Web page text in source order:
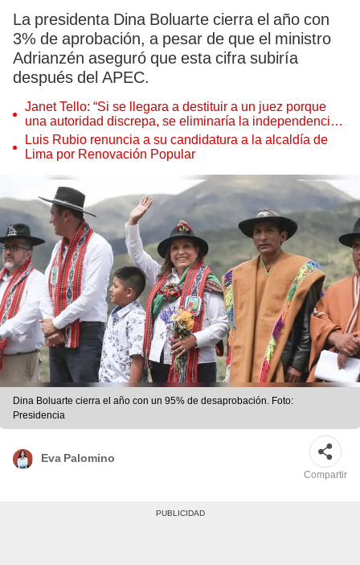
La presidenta Dina Boluarte cierra el año con
3% de aprobación, a pesar de que el ministro
Adrianzén aseguró que esta cifra subiría
después del APEC.
Janet Tello: “Si se llegara a destituir a un juez porque
una autoridad discrepa, se eliminaría la independencia
judicial”
Luis Rubio renuncia a su candidatura a la alcaldía de
Lima por Renovación Popular
Dina Boluarte cierra el año con un 95% de desaprobación. Foto:
Presidencia
Eva Palomino
Compartir